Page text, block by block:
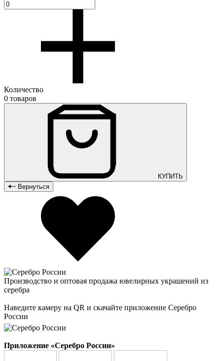
Количество
0 товаров
КУПИТЬ
Вернуться
Производство и оптовая продажа ювелирных украшений из
серебра
Наведите камеру на QR и скачайте приложение Серебро
России
Приложение «Серебро России»